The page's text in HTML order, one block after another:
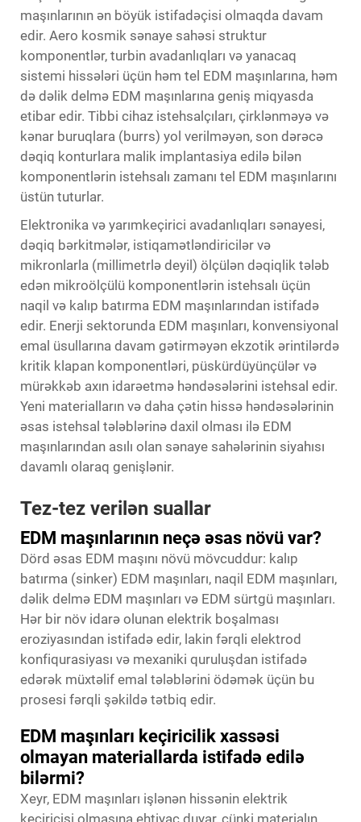
maşınlarının ən böyük istifadəçisi olmaqda davam
edir. Aero kosmik sənaye sahəsi struktur
komponentlər, turbin avadanlıqları və yanacaq
sistemi hissələri üçün həm tel EDM maşınlarına, həm
də dəlik delmə EDM maşınlarına geniş miqyasda
etibar edir. Tibbi cihaz istehsalçıları, çirklənməyə və
kənar buruqlara (burrs) yol verilməyən, son dərəcə
dəqiq konturlara malik implantasiya edilə bilən
komponentlərin istehsalı zamanı tel EDM maşınlarını
üstün tuturlar.
Elektronika və yarımkeçirici avadanlıqları sənayesi,
dəqiq bərkitmələr, istiqamətləndiricilər və
mikronlarla (millimetrlə deyil) ölçülən dəqiqlik tələb
edən mikroölçülü komponentlərin istehsalı üçün
naqil və kalıp batırma EDM maşınlarından istifadə
edir. Enerji sektorunda EDM maşınları, konvensiyonal
emal üsullarına davam gətirməyən ekzotik ərintilərdə
kritik klapan komponentləri, püskürdüyünçülər və
mürəkkəb axın idarəetmə həndəsələrini istehsal edir.
Yeni materialların və daha çətin hissə həndəsələrinin
əsas istehsal tələblərinə daxil olması ilə EDM
maşınlarından asılı olan sənaye sahələrinin siyahısı
davamlı olaraq genişlənir.
Tez-tez verilən suallar
EDM maşınlarının neçə əsas növü var?
Dörd əsas EDM maşını növü mövcuddur: kalıp
batırma (sinker) EDM maşınları, naqil EDM maşınları,
dəlik delmə EDM maşınları və EDM sürtgü maşınları.
Hər bir növ idarə olunan elektrik boşalması
eroziyasından istifadə edir, lakin fərqli elektrod
konfiqurasiyası və mexaniki quruluşdan istifadə
edərək müxtəlif emal tələblərini ödəmək üçün bu
prosesi fərqli şəkildə tətbiq edir.
EDM maşınları keçiricilik xassəsi
olmayan materiallarda istifadə edilə
bilərmi?
Xeyr, EDM maşınları işlənən hissənin elektrik